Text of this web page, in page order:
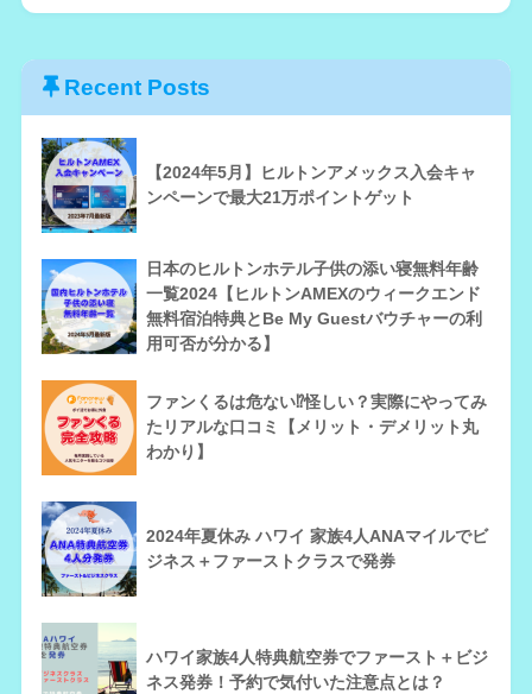
Recent Posts
【2024年5月】ヒルトンアメックス入会キャ
ンペーンで最大21万ポイントゲット
日本のヒルトンホテル子供の添い寝無料年齢
一覧2024【ヒルトンAMEXのウィークエンド
無料宿泊特典とBe My Guestバウチャーの利
用可否が分かる】
ファンくるは危ない⁉怪しい？実際にやってみ
たリアルな口コミ【メリット・デメリット丸
わかり】
2024年夏休み ハワイ 家族4人ANAマイルでビ
ジネス＋ファーストクラスで発券
ハワイ家族4人特典航空券でファースト＋ビジ
ネス発券！予約で気付いた注意点とは？